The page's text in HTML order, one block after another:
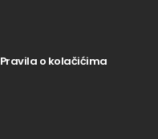
Pravila o kolačićima